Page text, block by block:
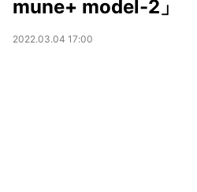
mune+ model-2」
2022.03.04 17:00